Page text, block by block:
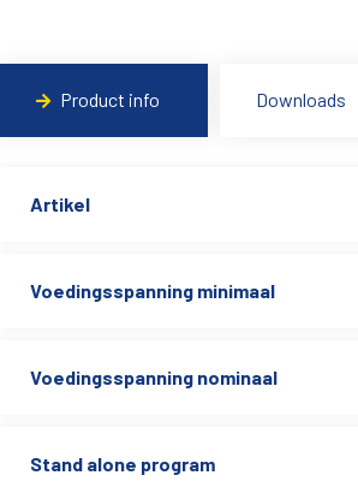
Product info Downloads
Artikel
Voedingsspanning minimaal
Voedingsspanning nominaal
Stand alone program